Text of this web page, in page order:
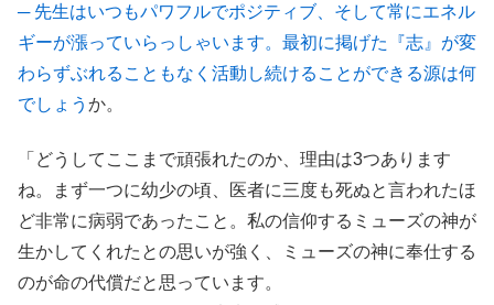
─ 先生はいつもパワフルでポジティブ、そして常にエネル
ギーが漲っていらっしゃいます。最初に掲げた『志』が変
わらずぶれることもなく活動し続けることができる源は何
でしょう か。
「どうしてここまで頑張れたのか、理由は3つあります
ね。まず一つに幼少の頃、医者に三度も死ぬと言われたほ
ど非常に病弱であったこと。私の信仰するミューズの神が
生かしてくれたとの思いが強く、ミューズの神に奉仕する
のが命の代償だと思っています。